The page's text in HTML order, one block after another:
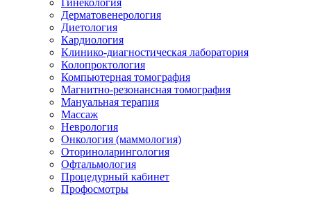
Гинекология
Дерматовенерология
Диетология
Кардиология
Клинико-диагностическая лаборатория
Колопроктология
Компьютерная томография
Магнитно-резонансная томография
Мануальная терапия
Массаж
Неврология
Онкология (маммология)
Оториноларингология
Офтальмология
Процедурный кабинет
Профосмотры